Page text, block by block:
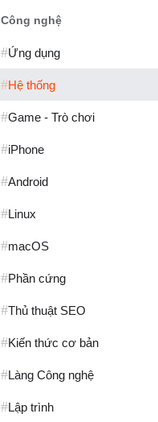
Công nghệ
#Ứng dụng
#Hệ thống
#Game - Trò chơi
#iPhone
#Android
#Linux
#macOS
#Phần cứng
#Thủ thuật SEO
#Kiến thức cơ bản
#Làng Công nghệ
#Lập trình